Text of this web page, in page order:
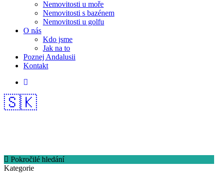
Nemovitosti u moře
Nemovitosti s bazénem
Nemovitosti u golfu
O nás
Kdo jsme
Jak na to
Poznej Andalusii
Kontakt
🇸🇰
Pokročilé hledání
Kategorie